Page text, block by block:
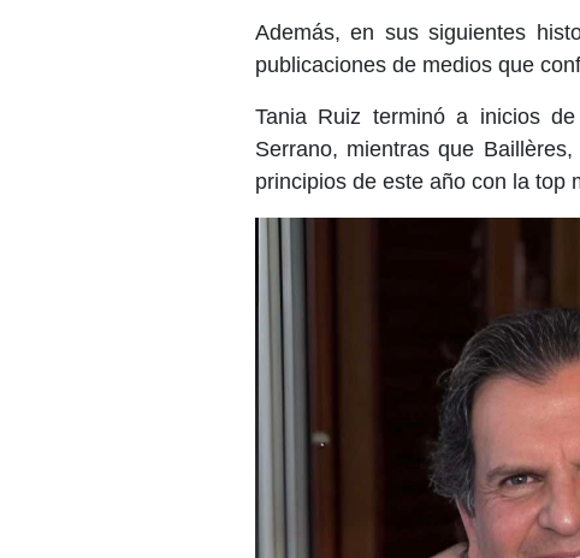
Además, en sus siguientes
publicaciones de medios que
Tania Ruiz terminó a inicios
Serrano, mientras que
principios de este año con la top